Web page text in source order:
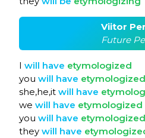
Viitor
Future
I will have etymologized
you will have etymologized
she,he,it will have
we will have etymologized
you will have etymologized
they will have